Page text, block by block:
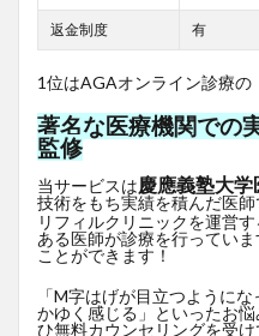
返金制度 有
1位はAGAオンライン診療の
著名な医療機関での
監修
当サービスは慶應義塾大学
技術をもち実績を積んだ医
リフィルクリニックを運営す
ある医師が診療を行ってい
ことができます！
「M字はげが目立つように
かゆく感じる」といったお
ひ無料カウンセリングを受け